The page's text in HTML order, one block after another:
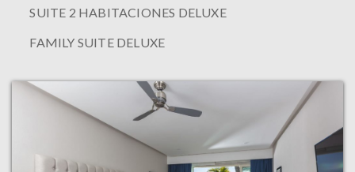
SUITE 2 HABITACIONES DELUXE
FAMILY SUITE DELUXE